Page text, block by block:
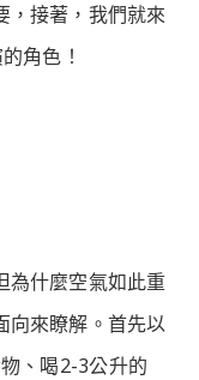
，接著，我們就來
角色！
為什麼空氣如此重
向來瞭解。首先以
、喝2-3公升的